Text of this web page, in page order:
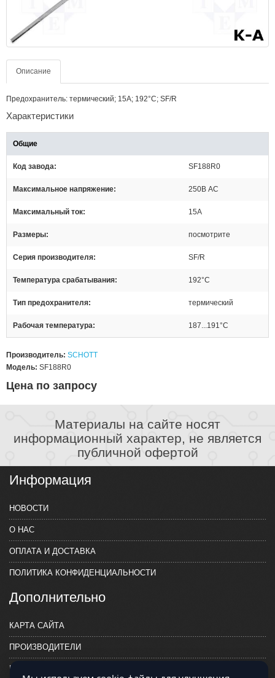
Описание
Предохранитель: термический; 15А; 192°C; SF/R
Характеристики
Общие
Код завода SF188R0
Максимальное напряжение 250В AC
Максимальный ток 15А
Размеры посмотрите
Серия производителя SF/R
Температура срабатывания 192°C
Тип предохранителя термический
Рабочая температура 187...191°C
Производитель: SCHOTT
Модель: SF188R0
Цена по запросу
Материалы на сайте носят
информационный характер, не является
публичной офертой
Информация
НОВОСТИ
О НАС
ОПЛАТА И ДОСТАВКА
ПОЛИТИКА КОНФИДЕНЦИАЛЬНОСТИ
Дополнительно
КАРТА САЙТА
ПРОИЗВОДИТЕЛИ
КОНТАКТЫ